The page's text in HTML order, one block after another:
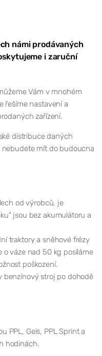
námi prodávaných
i zaruční
Vám v mnohém
řešíme nastavení a
zařízení.
distribuce daných
nebudete mít do budoucna
od výrobců, je
jsou bez akumulátoru a
traktory a sněhové frézy
o váze nad 50 kg posíláme
poškození.
benzínový stroj po dohodě
PPL, Geis, PPL Sprint a
hodinách.